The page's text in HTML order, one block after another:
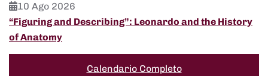
10 Ago 2026
“Figuring and Describing”: Leonardo and the History
of Anatomy
Calendario Completo